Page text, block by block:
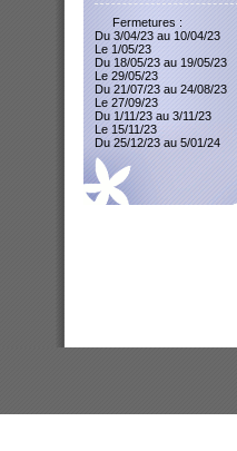
Fermetures :
Du 3/04/23 au 10/04/23
Le 1/05/23
Du 18/05/23 au 19/05/23
Le 29/05/23
Du 21/07/23 au 24/08/23
Le 27/09/23
Du 1/11/23 au 3/11/23
Le 15/11/23
Du 25/12/23 au 5/01/24